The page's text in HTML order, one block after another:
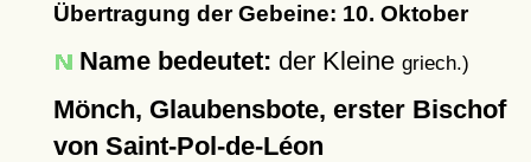
Übertragung der Gebeine: 10. Oktober
Name bedeutet: der Kleine griech.)
Mönch, Glaubensbote, erster Bischof
von Saint-Pol-de-Léon